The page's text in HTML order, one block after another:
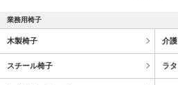
業務用椅子
木製椅子 介
スチール椅子 ラ